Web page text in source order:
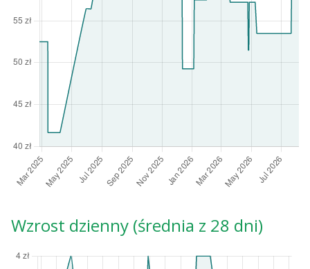
Wzrost dzienny (średnia z 28 dni)